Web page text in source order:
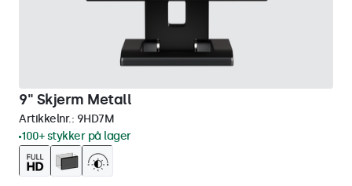
9" Skjerm Metall
Artikkelnr.: 9HD7M
100+ stykker på lager